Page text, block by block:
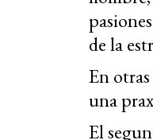
de la
En
una
El